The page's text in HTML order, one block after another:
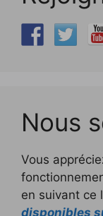
Nous
Vous
en suivant ce
disponibles